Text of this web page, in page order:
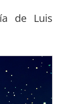
de Luis